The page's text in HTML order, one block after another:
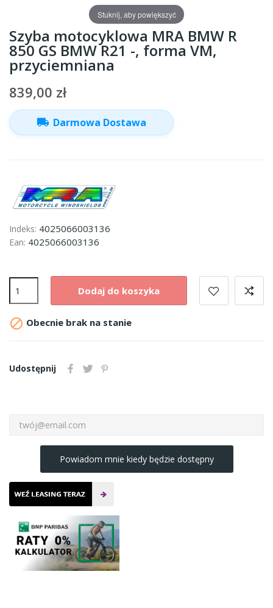
Stuknij, aby powiększyć
Szyba motocyklowa MRA BMW R
850 GS BMW R21 -, forma VM,
przyciemniana
839,00 zł
local_shipping Darmowa Dostawa
Indeks: 4025066003136
Ean: 4025066003136
Dodaj do koszyka
 Obecnie brak na stanie
Udostępnij
Powiadom mnie kiedy będzie dostępny